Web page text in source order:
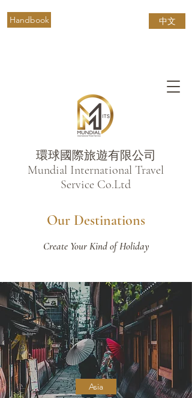
環球國際旅遊有限公司
​Mundial International Travel
Service Co.Ltd
中文
Handbook
Our Destinations
Create Your Kind of Holiday
Asia